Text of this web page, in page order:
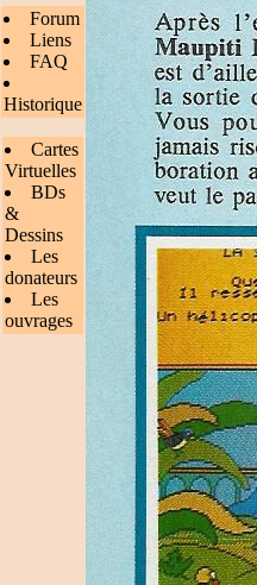
Forum
Liens
FAQ
Historique
Cartes
Virtuelles
BDs
&
Dessins
Les
donateurs
Les
ouvrages